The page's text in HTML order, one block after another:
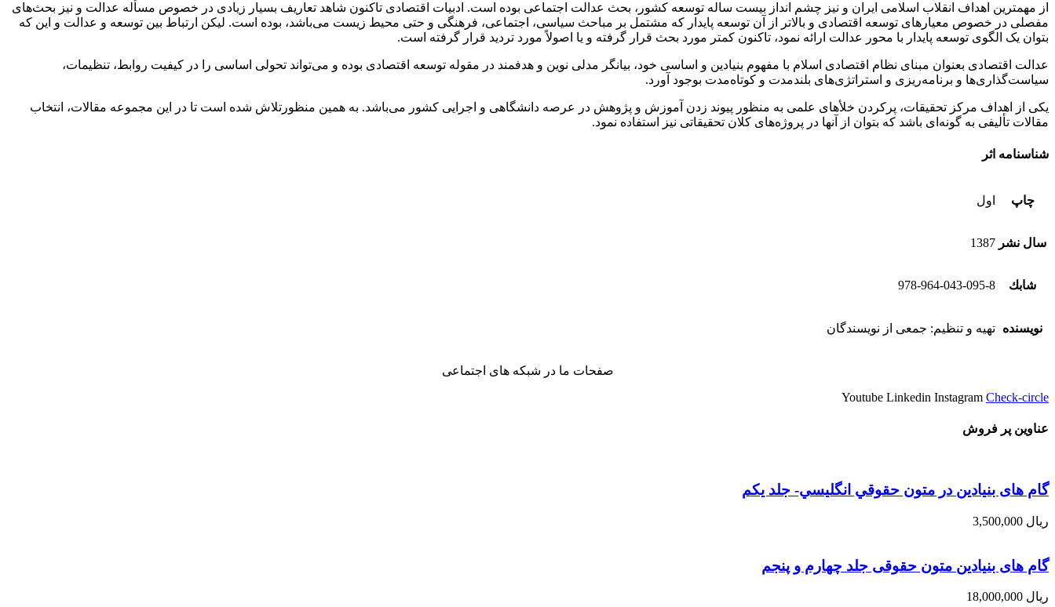
از مهمترین اهداف انقلاب اسلامی ایران و نیز چشم انداز بیست ساله توسعه کشور، بحث عدالت اجتماعی بوده است. ادبیات اقتصادی تاکنون شاهد تعاریف بسیار زیادی در خصوص مسأله عدالت و نیز بحث‌های
مفصلی در خصوص معیارهای توسعه اقتصادی و بالاتر از آن توسعه پایدار که مشتمل بر مباحث سیاسی، اجتماعی، فرهنگی و حتی محیط زیست می‌باشد، بوده است. لیکن ارتباط بین توسعه و عدالت و این که
بتوان یک الگوی توسعه پایدار با محور عدالت ارائه نمود، تاکنون کمتر مورد بحث قرار گرفته و یا اصولاً مورد تردید قرار گرفته است.
عدالت اقتصادی بعنوان مبنای نظام اقتصادی اسلام با مفهوم بنیادین و اساسی خود، بیانگر مدلی نوین و هدفمند در مقوله توسعه اقتصادی بوده و می‌تواند تحولی اساسی را در کیفیت روابط، تنظیمات،
سیاست‌گذاری‌ها و برنامه‌ریزی و استراتژی‌های بلندمدت و کوتاه‌مدت بوجود آورد.
یکی از اهداف مرکز تحقیقات،‌ پرکردن خلأهای علمی به منظور پیوند زدن آموزش و پژوهش در عرصه دانشگاهی و اجرایی کشور می‌باشد. به همین منظورتلاش شده است تا در این مجموعه مقالات، انتخاب
مقالات تألیفی به گونه‌ای باشد که بتوان از آنها در پروژه‌های کلان تحقیقاتی نیز استفاده نمود.
شناسنامه اثر
چاپ اول
سال نشر 1387
شابك 978-964-043-095-8
نویسنده تهیه و تنظیم: جمعی از نویسندگان
صفحات ما در شبکه های اجتماعی
Youtube Linkedin Instagram Check-circle
عناوین پر فروش
گام های بنیادین در متون حقوقي انگليسي- جلد يكم
ریال
گام های بنیادین متون حقوقی جلد چهارم و پنجم
ریال